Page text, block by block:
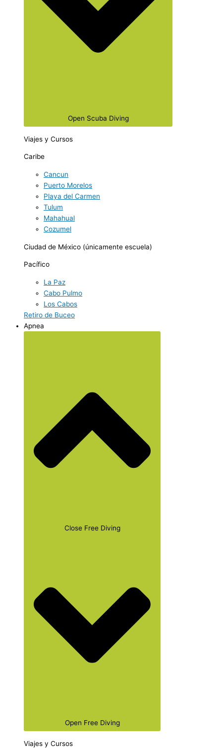
Open Scuba Diving
Viajes y Cursos
Caribe
Cancun
Puerto Morelos
Playa del Carmen
Tulum
Mahahual
Cozumel
Ciudad de México (únicamente escuela)
Pacífico
La Paz
Cabo Pulmo
Los Cabos
Retiro de Buceo
Apnea
Close Free Diving
Open Free Diving
Viajes y Cursos